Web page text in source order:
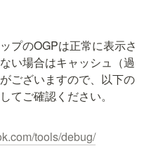
プのOGPは正常に表示さ
い場合はキャッシュ（過
ございますので、以下の
てご確認ください。
tools/debug/